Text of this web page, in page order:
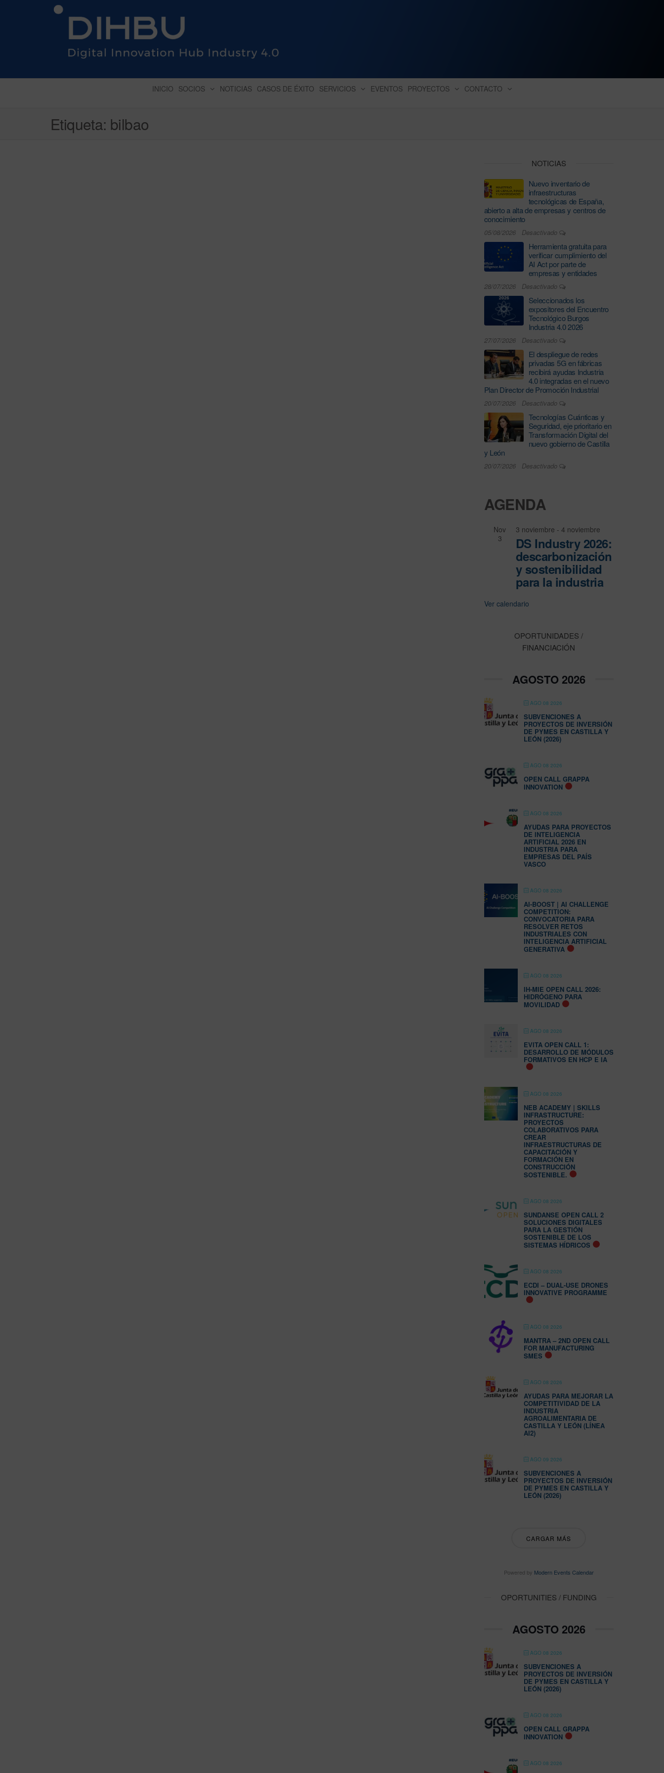
DIGITAL INNOVATION HUB INDUSTRY 4.0
INICIO SOCIOS NOTICIAS CASOS DE ÉXITO SERVICIOS EVENTOS PROYECTOS CONTACTO
Etiqueta: bilbao
NOTICIAS
Nuevo inventario de
infraestructuras
tecnológicas de España,
abierto a alta de empresas y centros de
conocimiento
05/08/2026 Desactivado
Herramienta gratuita para
verificar cumplimiento del
AI Act por parte de
empresas y entidades
28/07/2026 Desactivado
Seleccionados los
expositores del Encuentro
Tecnológico Burgos
Industria 4.0 2026
27/07/2026 Desactivado
El despliegue de redes
privadas 5G en fábricas
recibirá ayudas Industria
4.0 integradas en el nuevo
Plan Director de Promoción Industrial
20/07/2026 Desactivado
Tecnologías Cuánticas y
Seguridad, eje prioritario en
Transformación Digital del
nuevo gobierno de Castilla
y León
20/07/2026 Desactivado
AGENDA
Nov
3
3 noviembre - 4 noviembre
DS Industry 2026:
descarbonización
y sostenibilidad
para la industria
Ver calendario
OPORTUNIDADES /
FINANCIACIÓN
AGOSTO 2026
AGO 08 2026
SUBVENCIONES A
PROYECTOS DE INVERSIÓN
DE PYMES EN CASTILLA Y
LEÓN (2026)
AGO 08 2026
OPEN CALL GRAPPA
INNOVATION
AGO 08 2026
AYUDAS PARA PROYECTOS
DE INTELIGENCIA
ARTIFICIAL 2026 EN
INDUSTRIA PARA
EMPRESAS DEL PAÍS
VASCO
AGO 08 2026
AI-BOOST | AI CHALLENGE
COMPETITION:
CONVOCATORIA PARA
RESOLVER RETOS
INDUSTRIALES CON
INTELIGENCIA ARTIFICIAL
GENERATIVA
AGO 08 2026
IH-MIE OPEN CALL 2026:
HIDRÓGENO PARA
MOVILIDAD
AGO 08 2026
EVITA OPEN CALL 1:
DESARROLLO DE MÓDULOS
FORMATIVOS EN HCP E IA
AGO 08 2026
NEB ACADEMY | SKILLS
INFRASTRUCTURE:
PROYECTOS
COLABORATIVOS PARA
CREAR
INFRAESTRUCTURAS DE
CAPACITACIÓN Y
FORMACIÓN EN
CONSTRUCCIÓN
SOSTENIBLE.
AGO 08 2026
SUNDANSE OPEN CALL 2
SOLUCIONES DIGITALES
PARA LA GESTIÓN
SOSTENIBLE DE LOS
SISTEMAS HÍDRICOS
AGO 08 2026
ECDI – DUAL-USE DRONES
INNOVATIVE PROGRAMME
AGO 08 2026
MANTRA – 2ND OPEN CALL
FOR MANUFACTURING
SMES
AGO 08 2026
AYUDAS PARA MEJORAR LA
COMPETITIVIDAD DE LA
INDUSTRIA
AGROALIMENTARIA DE
CASTILLA Y LEÓN (LÍNEA
AI2)
AGO 09 2026
SUBVENCIONES A
PROYECTOS DE INVERSIÓN
DE PYMES EN CASTILLA Y
LEÓN (2026)
CARGAR MÁS
Powered by Modern Events Calendar
OPORTUNITIES / FUNDING
AGOSTO 2026
AGO 08 2026
SUBVENCIONES A
PROYECTOS DE INVERSIÓN
DE PYMES EN CASTILLA Y
LEÓN (2026)
AGO 08 2026
OPEN CALL GRAPPA
INNOVATION
AGO 08 2026